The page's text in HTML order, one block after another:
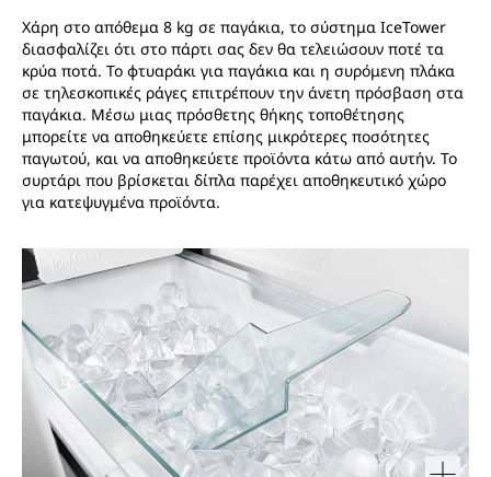
Χάρη στο απόθεμα 8 kg σε παγάκια, το σύστημα IceTower
διασφαλίζει ότι στο πάρτι σας δεν θα τελειώσουν ποτέ τα
κρύα ποτά. Το φτυαράκι για παγάκια και η συρόμενη πλάκα
σε τηλεσκοπικές ράγες επιτρέπουν την άνετη πρόσβαση στα
παγάκια. Μέσω μιας πρόσθετης θήκης τοποθέτησης
μπορείτε να αποθηκεύετε επίσης μικρότερες ποσότητες
παγωτού, και να αποθηκεύετε προϊόντα κάτω από αυτήν. Το
συρτάρι που βρίσκεται δίπλα παρέχει αποθηκευτικό χώρο
για κατεψυγμένα προϊόντα.